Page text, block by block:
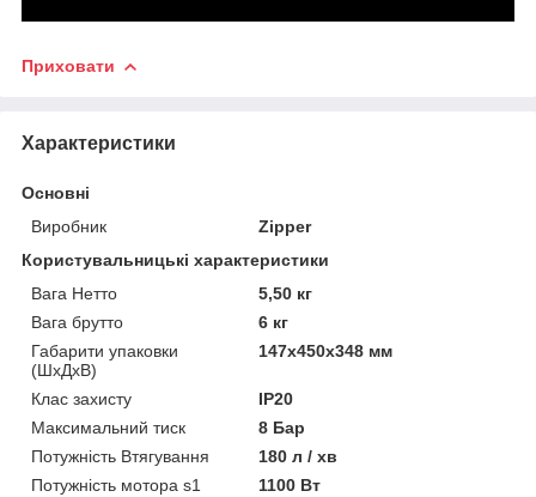
Приховати
Характеристики
Основні
Виробник
Zipper
Користувальницькі характеристики
Вага Нетто
5,50 кг
Вага брутто
6 кг
Габарити упаковки
(ШхДхВ)
147х450х348 мм
Клас захисту
IP20
Максимальний тиск
8 Бар
Потужність Втягування
180 л / хв
Потужність мотора s1
1100 Вт